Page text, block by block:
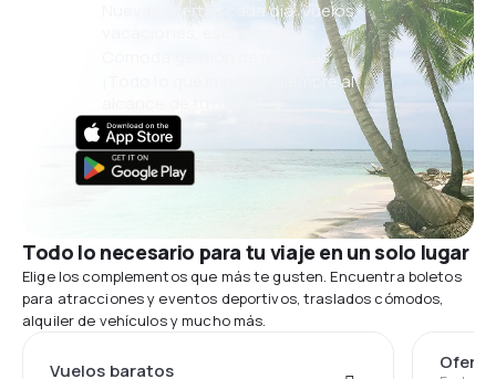
Nuevas ofertas cada día: vuelos,
vacaciones, escapadas
Cómoda gestión de reservas
¡Todo lo que importa, siempre al
Todo lo necesario para tu viaje en un solo lugar
Elige los complementos que más te gusten. Encuentra boletos
para atracciones y eventos deportivos, traslados cómodos,
alquiler de vehículos y mucho más.
Vuelos baratos